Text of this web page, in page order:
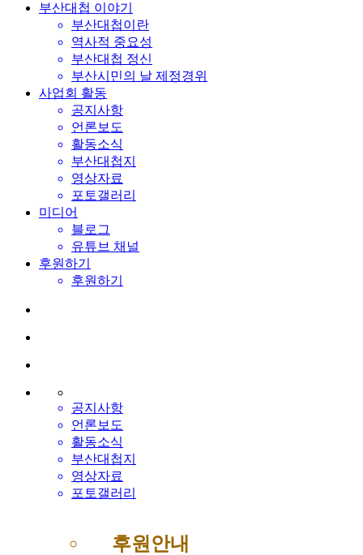
부산대첩 이야기
부산대첩이란
역사적 중요성
부산대첩 정신
부산시민의 날 제정경위
사업회 활동
공지사항
언론보도
활동소식
부산대첩지
영상자료
포토갤러리
미디어
블로그
유튜브 채널
후원하기
후원하기
공지사항
언론보도
활동소식
부산대첩지
영상자료
포토갤러리
후원안내